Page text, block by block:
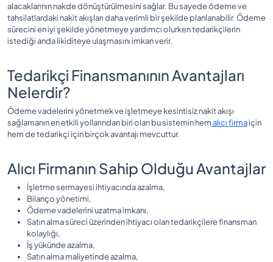
alacaklarının nakde dönüştürülmesini sağlar. Bu sayede ödeme ve
tahsilatlardaki nakit akışları daha verimli bir şekilde planlanabilir. Ödeme
sürecini en iyi şekilde yönetmeye yardımcı olurken tedarikçilerin
istediği anda likiditeye ulaşmasını imkan verir.
Tedarikçi Finansmanının Avantajları
Nelerdir?
Ödeme vadelerini yönetmek ve işletmeye kesintisiz nakit akışı
sağlamanın en etkili yollarından biri olan bu sistemin hemalıcı firmaiçin
hem de tedarikçi için birçok avantajı mevcuttur.
Alıcı Firmanın Sahip Olduğu Avantajlar
İşletme sermayesi ihtiyacında azalma,
Bilanço yönetimi,
Ödeme vadelerini uzatma imkanı,
Satın alma süreci üzerinden ihtiyacı olan tedarikçilere finansman
kolaylığı,
İş yükünde azalma,
Satın alma maliyetinde azalma,